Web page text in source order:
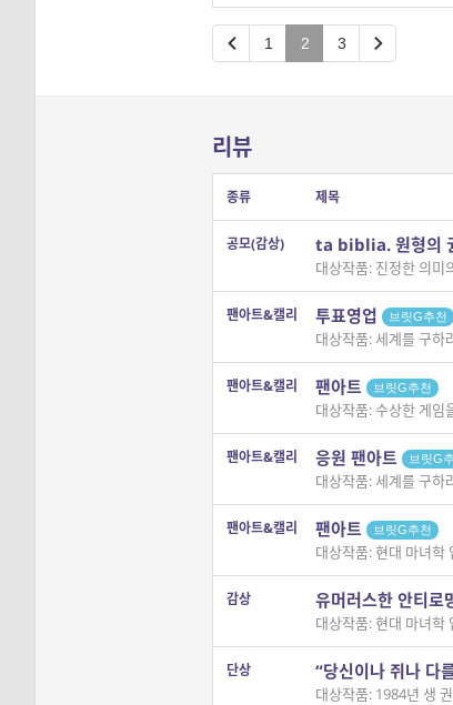
1 2 3
리뷰
종류 제목
공모(감상) ta biblia. 원형의
대상작품: 진정한 의미
팬아트&캘리 투표영업 브릿G추천
대상작품: 세계를 구하
팬아트&캘리 팬아트 브릿G추천
대상작품: 수상한 게임
팬아트&캘리 응원 팬아트 브릿G
대상작품: 세계를 구하
팬아트&캘리 팬아트 브릿G추천
대상작품: 현대 마녀학
감상 유머러스한 안티로
대상작품: 현대 마녀학
단상 “당신이나 쥐나 다
대상작품: 1984년 생